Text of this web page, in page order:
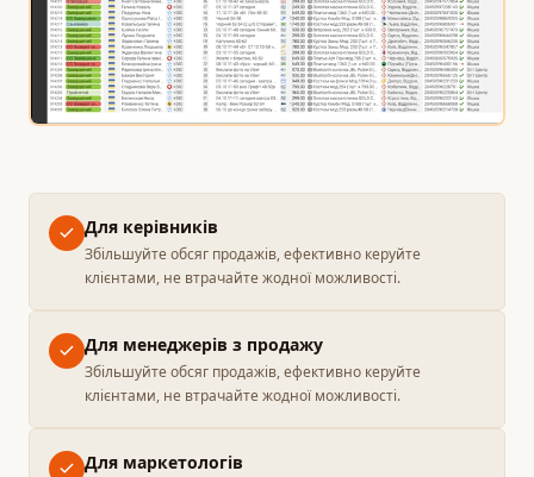
Для керівників
Збільшуйте обсяг продажів, ефективно керуйте
клієнтами, не втрачайте жодної можливості.
Для менеджерів з продажу
Збільшуйте обсяг продажів, ефективно керуйте
клієнтами, не втрачайте жодної можливості.
Для маркетологів